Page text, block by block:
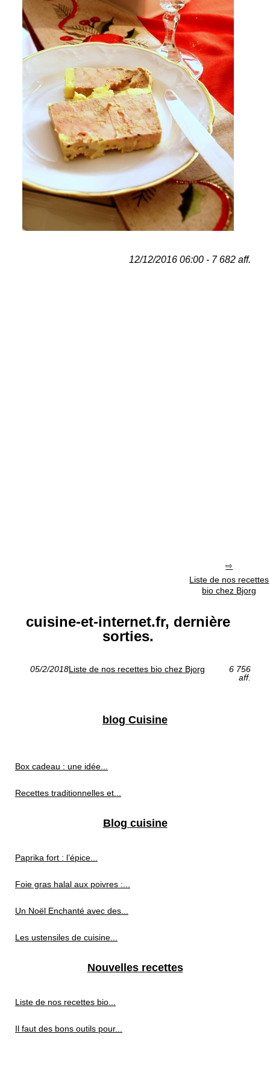
12/12/2016 06:00 - 7 682 aff.
Liste de nos recettes
bio chez Bjorg
cuisine-et-internet.fr, dernière
sorties.
05/2/2018Liste de nos recettes bio chez Bjorg
6 756
aff.
blog Cuisine
Box cadeau : une idée...
Recettes traditionnelles et...
Blog cuisine
Paprika fort : l’épice...
Foie gras halal aux poivres :...
Un Noël Enchanté avec des...
Les ustensiles de cuisine...
Nouvelles recettes
Liste de nos recettes bio...
Il faut des bons outils pour...